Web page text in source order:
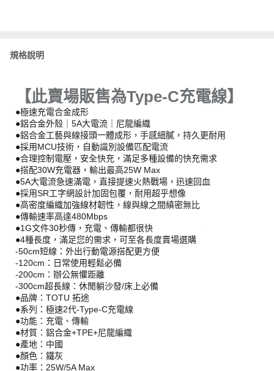
規格說明
【此賣場販售為Type-C充電線】
●極速充電合金成形
●鋁合金外殼｜5A大電流｜尼龍編織
●鋁合金工藝與線接頭一體成形，手感細膩，持久更耐用
●採用MCU技術，自動識別設備匹配電流
●合理控制電壓，安全快充，滿足多種設備的快充需求
●搭配30W充電器，輸出最高25W Max
●5A大電流急速滿電，直接提速火熱戰場，迅速回血
●採用SR工字網設計加固包覆，耐用超乎想像
●高密度編織加強線材韌性，線與線之間縝密無比
●傳輸速率高達480Mbps
●1G文件30秒傳，充電、傳輸都很快
●4種長度，滿足您的需求，可至各長度賣場選購
-50cm短線：外出行動電源搭配更方便
-120cm：日常使用輕鬆必備
-200cm：辦公無懼距離
-300cm超長線：休閒躺沙發/床上必備
●品牌：TOTU 拓途
●系列：極速2代-Type-C充電線
●功能：充電、傳輸
●材質：鋁合金+TPE+尼龍編織
●產地：中國
●顏色：鐵灰
●功率：25W/5A Max